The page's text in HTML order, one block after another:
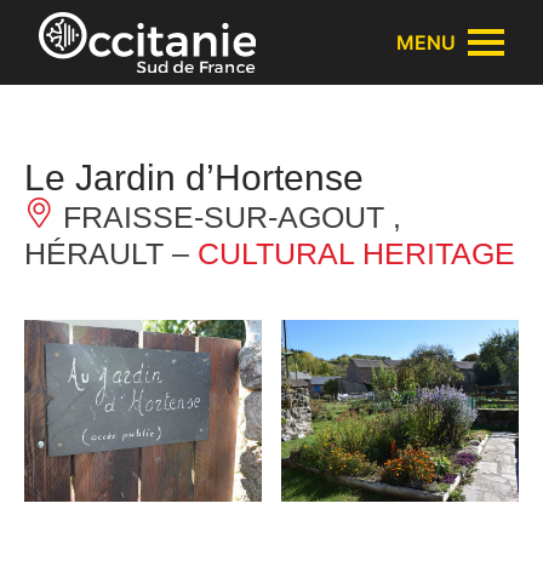
Cookies management panel
MENU
Le Jardin d’Hortense
FRAISSE-SUR-AGOUT ,
HÉRAULT – CULTURAL HERITAGE